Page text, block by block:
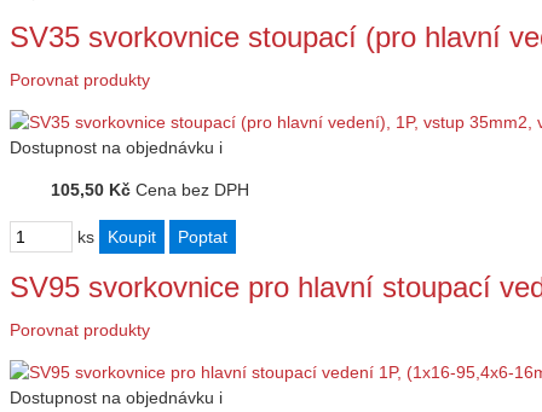
SV35 svorkovnice stoupací (pro hlavní
Porovnat produkty
Dostupnost na objednávku i
105,50 Kč Cena bez DPH
ks
SV95 svorkovnice pro hlavní stoupací
Porovnat produkty
Dostupnost na objednávku i